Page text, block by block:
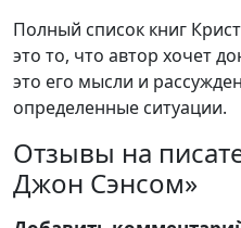
Полный список книг
это то, что автор хочет
это его мысли и
определенные ситуации.
Отзывы на
Джон Сэнсом»